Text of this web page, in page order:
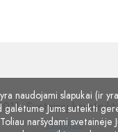
Svetainių
Valstijos.
naudojami slapukai (ir
galėtume Jums suteikti
naršydami svetainėje